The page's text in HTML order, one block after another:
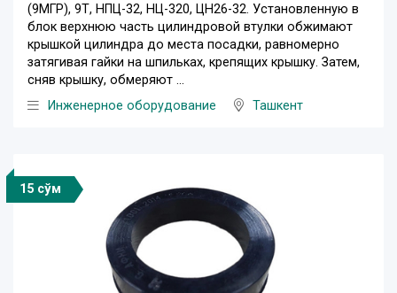
(9МГР), 9Т, НПЦ-32, НЦ-320, ЦН26-32. Установленную в
блок верхнюю часть цилиндровой втулки обжимают
крышкой цилиндра до места посадки, равномерно
затягивая гайки на шпильках, крепящих крышку. Затем,
сняв крышку, обмеряют ...
Инженерное оборудование
Ташкент
15 сўм